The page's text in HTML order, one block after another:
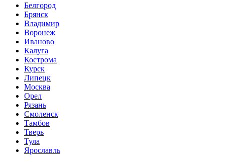
Белгород
Брянск
Владимир
Воронеж
Иваново
Калуга
Кострома
Курск
Липецк
Москва
Орел
Рязань
Смоленск
Тамбов
Тверь
Тула
Ярославль